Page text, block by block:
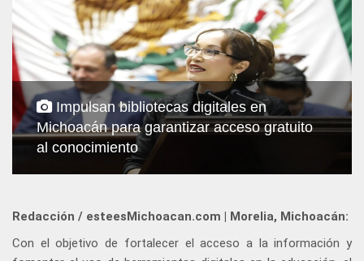
Impulsan bibliotecas digitales en
Michoacán para garantizar acceso gratuito
al conocimiento
Redacción / esteesMichoacan.com | Morelia, Michoacán:
Con el objetivo de fortalecer el acceso a la información y